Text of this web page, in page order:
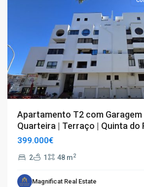
Apartamento T2 com
Quarteira | Terraço | Quinta do
399.000€
2 1 48 m2
Magnificat Real Estate